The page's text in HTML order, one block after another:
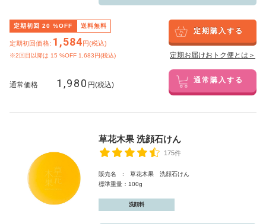
定期初回 20 %OFF 送料無料
定期初回価格: 1,584円(税込)
※2回目以降は 15 %OFF 1,683円(税込)
定期購入する
定期お届けおトク便とは＞
通常価格 1,980 円(税込) 通常購入する
草花木果 洗顔石けん
175件
販売名 : 草花木果 洗顔石けん
標準重量：100g
洗顔料